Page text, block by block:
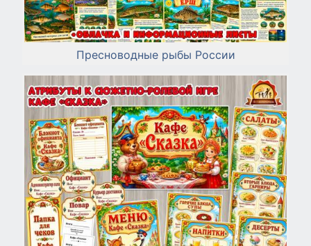
Пресноводные рыбы России